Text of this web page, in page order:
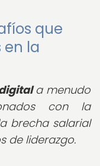
que
la
a menudo
con la
brecha salarial
de liderazgo.